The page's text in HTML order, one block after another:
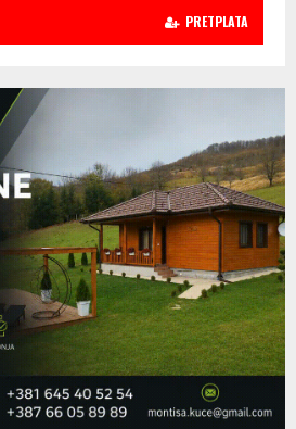
PRETPLATA